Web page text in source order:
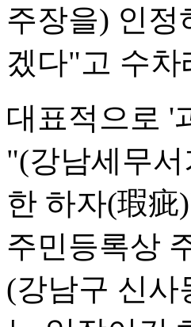
주장을) 인정
겠다"고 수차
대표적으로 '
"(강남세무
한 하자(瑕
주민등록상
(강남구 신사